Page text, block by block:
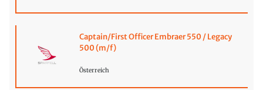
Captain/First Officer Embraer 550 / Legacy
500 (m/f)
Österreich